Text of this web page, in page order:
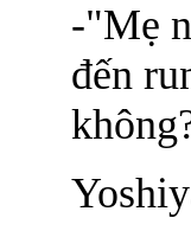
-"Mẹ
đến